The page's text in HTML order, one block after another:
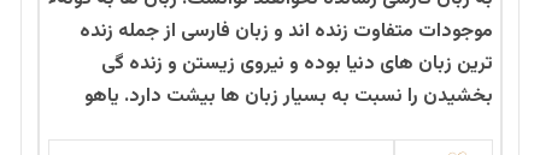
موجودات متفاوت زنده اند و زبان فارسی از جمله زنده
ترین زبان های دنیا بوده و نیروی زیستن و زنده گی
بخشیدن را نسبت به بسیار زبان ها بیشت دارد. یاهو